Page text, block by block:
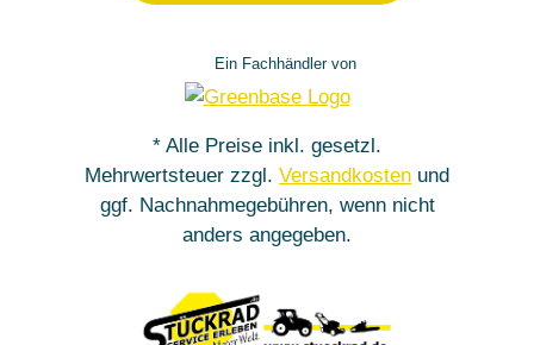
Ein Fachhändler von
* Alle Preise inkl. gesetzl.
Mehrwertsteuer zzgl. Versandkosten und
ggf. Nachnahmegebühren, wenn nicht
anders angegeben.